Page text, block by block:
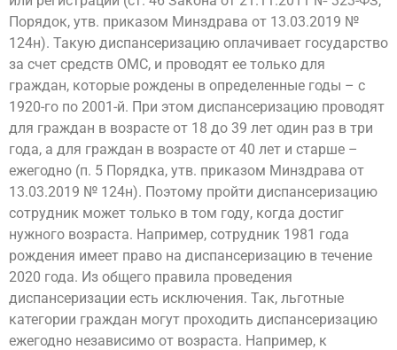
Порядок, утв. приказом Минздрава от 13.03.2019 №
124н). Такую диспансеризацию оплачивает государство
за счет средств ОМС, и проводят ее только для
граждан, которые рождены в определенные годы – с
1920-го по 2001-й. При этом диспансеризацию проводят
для граждан в возрасте от 18 до 39 лет один раз в три
года, а для граждан в возрасте от 40 лет и старше –
ежегодно (п. 5 Порядка, утв. приказом Минздрава от
13.03.2019 № 124н). Поэтому пройти диспансеризацию
сотрудник может только в том году, когда достиг
нужного возраста. Например, сотрудник 1981 года
рождения имеет право на диспансеризацию в течение
2020 года. Из общего правила проведения
диспансеризации есть исключения. Так, льготные
категории граждан могут проходить диспансеризацию
ежегодно независимо от возраста. Например, к